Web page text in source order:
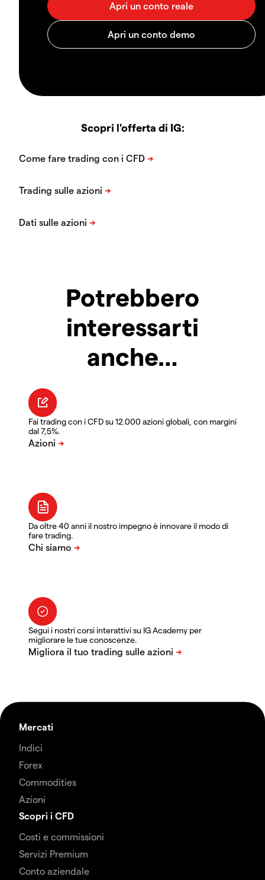
Scopri l'offerta di IG:
Potrebbero
interessarti
anche…
Fai trading con i CFD su 12.000 azioni globali, con margini
dal 7,5%.
Da oltre 40 anni il nostro impegno è innovare il modo di
fare trading.
Segui i nostri corsi interattivi su IG Academy per
migliorare le tue conoscenze.
Mercati
Indici
Forex
Commodities
Azioni
Scopri i CFD
Costi e commissioni
Servizi Premium
Conto aziendale